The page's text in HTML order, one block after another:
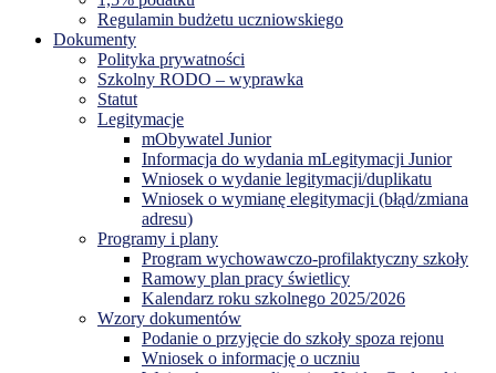
Regulamin budżetu uczniowskiego
Dokumenty
Polityka prywatności
Szkolny RODO – wyprawka
Statut
Legitymacje
mObywatel Junior
Informacja do wydania mLegitymacji Junior
Wniosek o wydanie legitymacji/duplikatu
Wniosek o wymianę elegitymacji (błąd/zmiana
adresu)
Programy i plany
Program wychowawczo-profilaktyczny szkoły
Ramowy plan pracy świetlicy
Kalendarz roku szkolnego 2025/2026
Wzory dokumentów
Podanie o przyjęcie do szkoły spoza rejonu
Wniosek o informację o uczniu